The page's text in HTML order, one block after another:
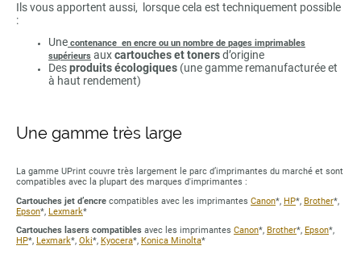
Ils vous apportent aussi, lorsque cela est techniquement possible
:
Une contenance en encre ou un nombre de pages imprimables
supérieurs auxcartouches et tonersd’origine
Desproduits écologiques (une gamme remanufacturée et
à haut rendement)
Une gamme très large
La gamme UPrint couvre très largement le parc d’imprimantes du marché et sont
compatibles avec la plupart des marques d'imprimantes :
Cartouches jet d’encre compatibles avec les imprimantes Canon*, HP*, Brother*,
Epson*, Lexmark*
Cartouches lasers compatibles avec les imprimantes Canon*, Brother*, Epson*,
HP*, Lexmark*, Oki*, Kyocera*, Konica Minolta*